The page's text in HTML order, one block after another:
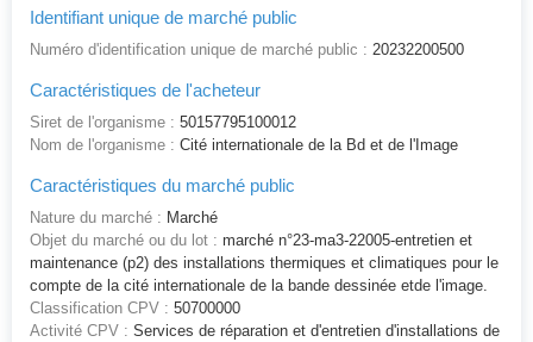
Identifiant unique de marché public
Numéro d'identification unique de marché public : 20232200500
Caractéristiques de l'acheteur
Siret de l'organisme : 50157795100012
Nom de l'organisme : Cité internationale de la Bd et de l'Image
Caractéristiques du marché public
Nature du marché : Marché
Objet du marché ou du lot : marché n°23-ma3-22005-entretien et
maintenance (p2) des installations thermiques et climatiques pour le
compte de la cité internationale de la bande dessinée etde l'image.
Classification CPV : 50700000
Activité CPV : Services de réparation et d'entretien d'installations de